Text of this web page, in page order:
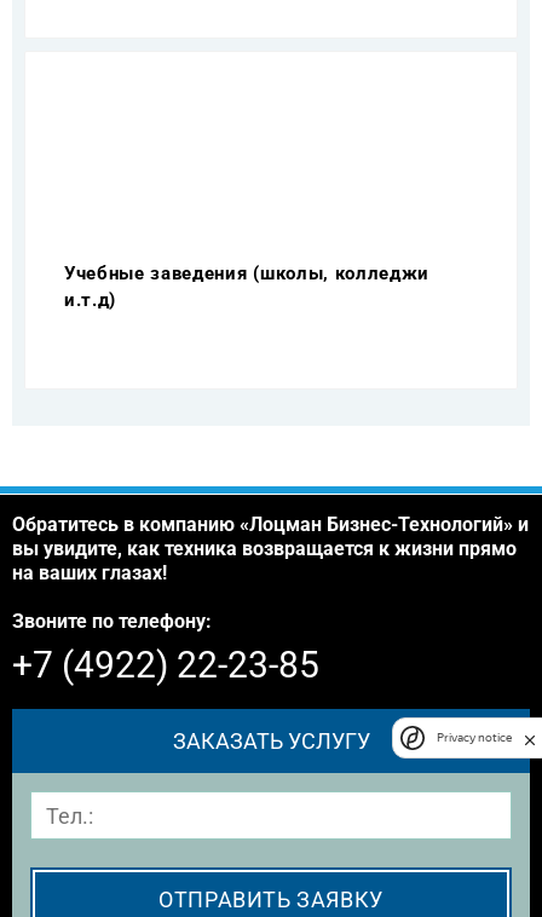
Учебные заведения (школы, колледжи
и.т.д)
Обратитесь в компанию «Лоцман Бизнес-Технологий» и
вы увидите, как техника возвращается к жизни прямо
на ваших глазах!
Звоните по телефону:
+7 (4922) 22-23-85
ЗАКАЗАТЬ УСЛУГУ
ОТПРАВИТЬ ЗАЯВКУ
Privacy notice